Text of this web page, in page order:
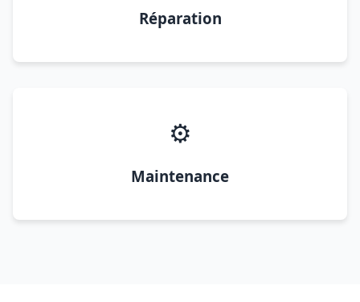
Réparation
⚙️
Maintenance